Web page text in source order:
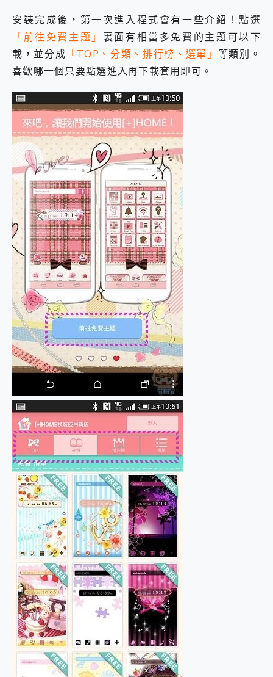
安裝完成後，第一次進入程式會有一些介紹！點選
「前往免費主題」 裏面有相當多免費的主題可以下
載，並分成 「TOP、分類、排行榜、選單」 等類別。
喜歡哪一個只要點選進入再下載套用即可。